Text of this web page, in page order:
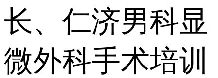
长、仁济男科显
微外科手术培训